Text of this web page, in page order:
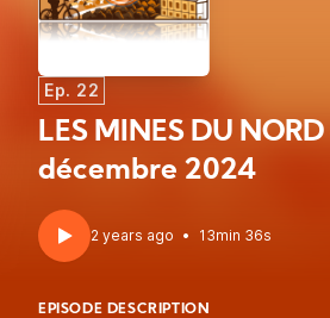
Ep. 22
LES MINES DU
décembre 2024
2 years ago • 13min 36s
EPISODE DESCRIPTION